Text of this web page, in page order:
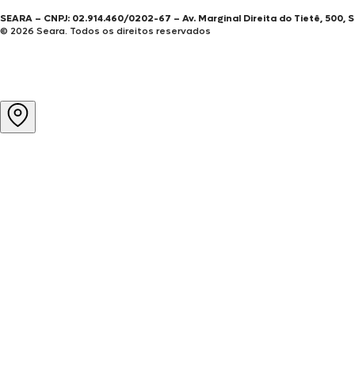
SEARA – CNPJ: 02.914.460/0202-67 – Av. Marginal Direita do Tietê, 500,
© 2026 Seara. Todos os direitos reservados